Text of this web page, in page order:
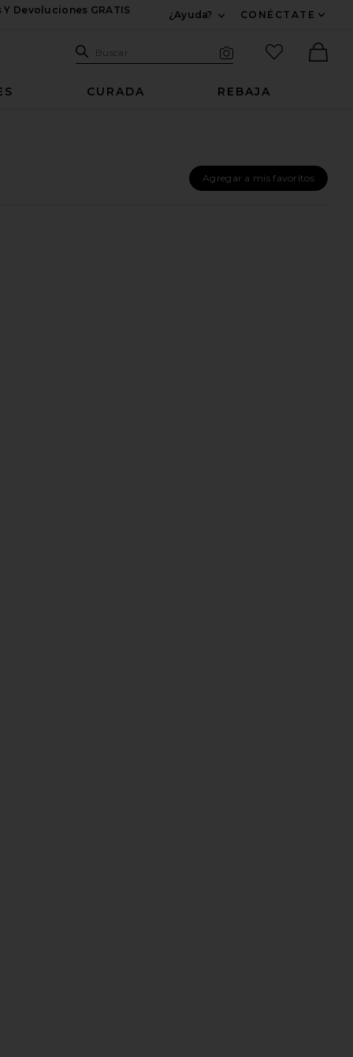
Y Devoluciones GRATIS
¿Ayuda?
CONÉCTATE
Sitio de búsqueda
Buscar
artículos
CURADA REBAJA
Agregar a mis favoritos